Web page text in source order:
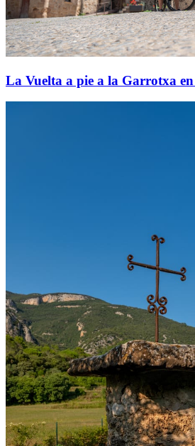
La Vuelta a pie a la Garrotxa